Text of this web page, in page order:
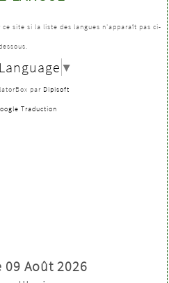
site si la liste des langues n'apparaît pas ci-
▼
par Dipisoft
Traduction
09 Août 2026